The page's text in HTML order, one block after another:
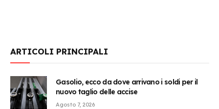
ARTICOLI PRINCIPALI
Gasolio, ecco da dove arrivano i soldi per il
nuovo taglio delle accise
Agosto 7, 2026